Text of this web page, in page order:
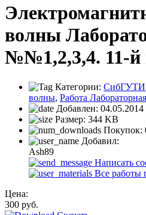
волны
№№1,2,3,4. 11-й
Категории: СибГУТИ
волны, Работа Лабораторная
Добавлен: 04.05.2014
Размер: 344 KB
Покупок:
Добавил:
Ash89
Написать
Все работы
Цена:
300 руб.